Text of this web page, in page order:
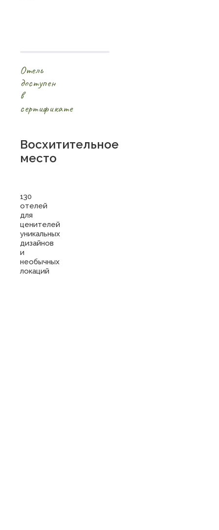
Отель
доступен
в
сертификате
Восхитительное
место
130
отелей
для
ценителей
уникальных
дизайнов
и
необычных
локаций